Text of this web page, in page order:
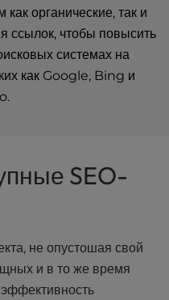
органические, так и
ссылок, чтобы повысить
системах на
как Google, Bing и
SEO-
не опустошая свой
и в то же время